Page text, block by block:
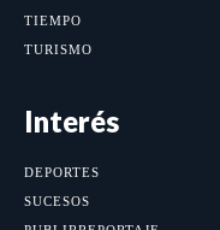
TIEMPO
TURISMO
Interés
DEPORTES
SUCESOS